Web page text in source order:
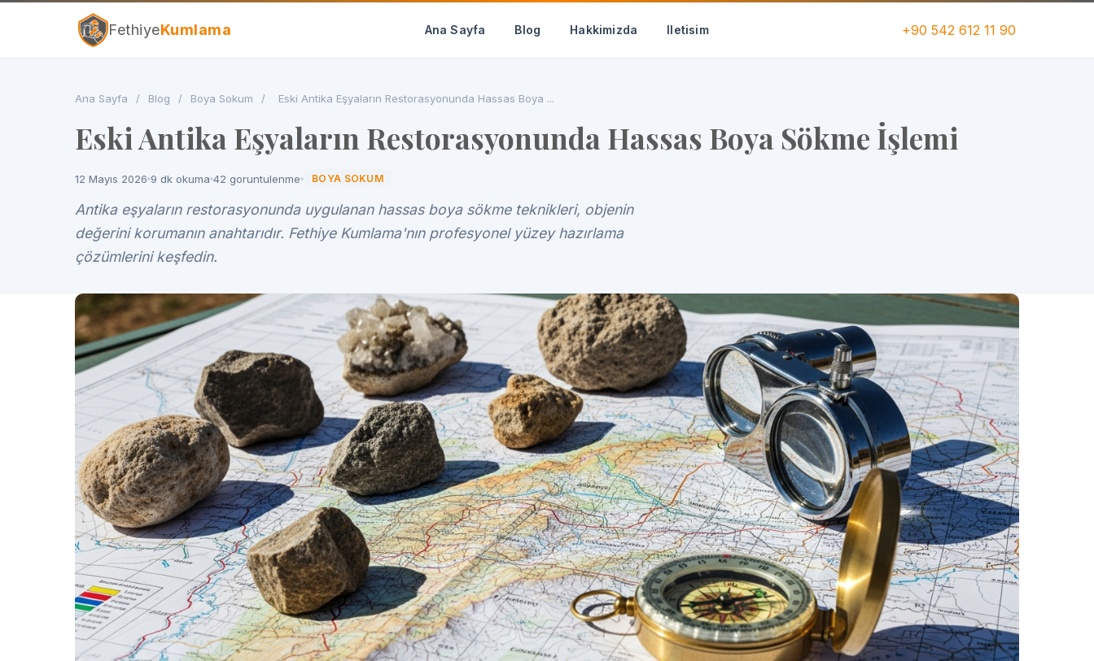
FethiyeKumlama Ana Sayfa Blog Hakkimizda Iletisim +90 542 612 11 90
Ana Sayfa / Blog / Boya Sokum / Eski Antika Eşyaların Restorasyonunda Hassas Boya ...
Eski Antika Eşyaların Restorasyonunda Hassas Boya Sökme İşlemi
12 Mayıs 2026 9 dk okuma 42 goruntulenme BOYA SOKUM
Antika eşyaların restorasyonunda uygulanan hassas boya sökme teknikleri, objenin
değerini korumanın anahtarıdır. Fethiye Kumlama'nın profesyonel yüzey hazırlama
çözümlerini keşfedin.